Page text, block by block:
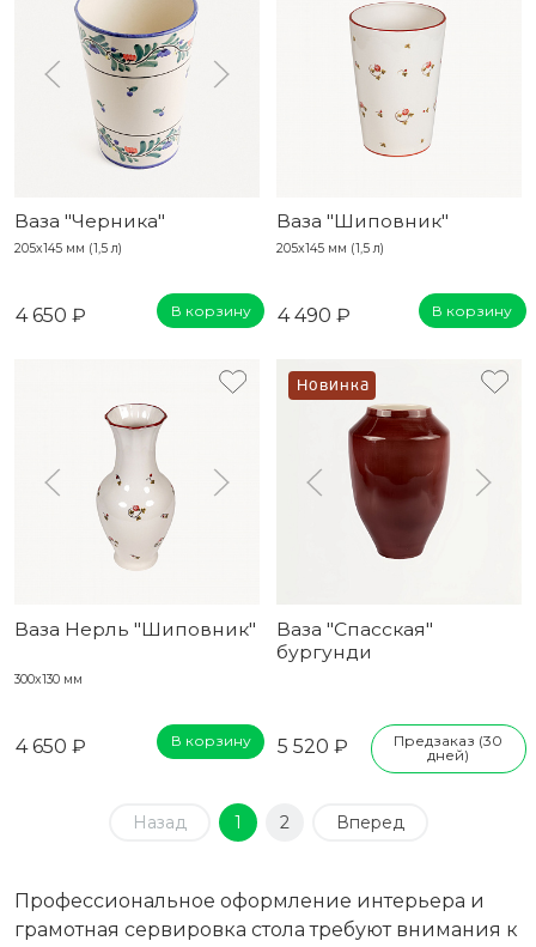
Ваза "Черника"
205х145 мм (1,5 л)
4 650 ₽ В корзину
Ваза "Шиповник"
205x145 мм (1,5 л)
4 490 ₽ В корзину
Ваза Нерль "Шиповник"
300х130 мм
4 650 ₽ В корзину
Новинка
Ваза "Спасская"
бургунди
5 520 ₽
Предзаказ (30
дней)
Назад 1 2 Вперед
Профессиональное оформление интерьера и
грамотная сервировка стола требуют внимания к